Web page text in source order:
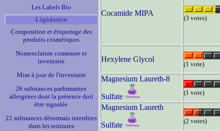
Les Labels Bio
Législation
Composition et étiquetage des
produits cosmétiques
Nomenclature commune et
inventaire
Mise à jour de l'inventaire
26 substances parfumantes
allergènes dont la présence doit
être signalée
22 substances désormais interdites
dans les teintures
Cocamide MIPA
(3 votes)
Hexylene Glycol
(1 vote)
Magnesium Laureth-8
Sulfate (1 vote)
Magnesium Laureth
Sulfate (2 votes)